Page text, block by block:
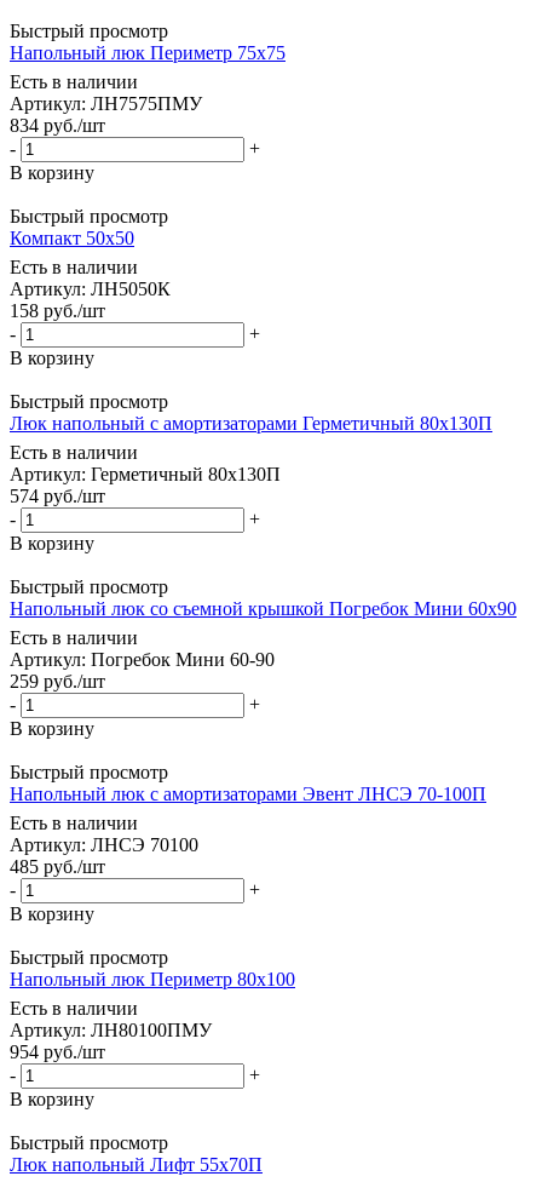
Быстрый просмотр
Напольный люк Периметр 75x75
Есть в наличии
Артикул: ЛН7575ПМУ
834 руб./шт
-
+
В корзину
Быстрый просмотр
Компакт 50х50
Есть в наличии
Артикул: ЛН5050К
158 руб./шт
-
+
В корзину
Быстрый просмотр
Люк напольный с амортизаторами Герметичный 80х130П
Есть в наличии
Артикул: Герметичный 80х130П
574 руб./шт
-
+
В корзину
Быстрый просмотр
Напольный люк со съемной крышкой Погребок Мини 60х90
Есть в наличии
Артикул: Погребок Мини 60-90
259 руб./шт
-
+
В корзину
Быстрый просмотр
Напольный люк с амортизаторами Эвент ЛНСЭ 70-100П
Есть в наличии
Артикул: ЛНСЭ 70100
485 руб./шт
-
+
В корзину
Быстрый просмотр
Напольный люк Периметр 80x100
Есть в наличии
Артикул: ЛН80100ПМУ
954 руб./шт
-
+
В корзину
Быстрый просмотр
Люк напольный Лифт 55х70П